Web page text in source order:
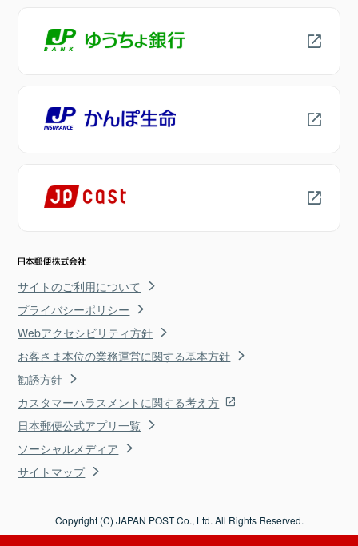
サイトのご利用について
プライバシーポリシー
Webアクセシビリティ方針
お客さま本位の業務運営に関する基本方針
勧誘方針
カスタマーハラスメントに関する考え方
日本郵便公式アプリ一覧
ソーシャルメディア
サイトマップ
Copyright (C) JAPAN POST Co., Ltd. All Rights Reserved.